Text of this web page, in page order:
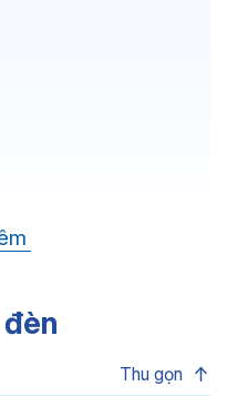
3000K
Thu gọn